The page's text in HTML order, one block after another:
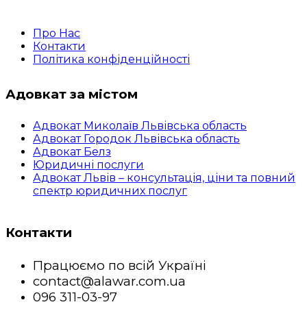
Про Нас
Контакти
Політика конфіденційності
Адовкат за містом
Адвокат Миколаїв Львівська область
Адвокат Городок Львівська область
Адвокат Белз
Юридичні послуги
Адвокат Львів – консультація, ціни та повний
спектр юридичних послуг
Контакти
Працюємо по всій Україні
contact@alawar.com.ua
096 311-03-97